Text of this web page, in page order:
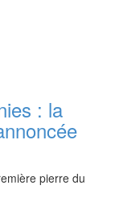
: la
pierre du